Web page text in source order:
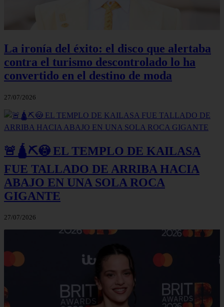
La ironía del éxito: el disco que alertaba
contra el turismo descontrolado lo ha
convertido en el destino de moda
27/07/2026
🚨🛕⛏️😳 EL TEMPLO DE KAILASA
FUE TALLADO DE ARRIBA HACIA
ABAJO EN UNA SOLA ROCA
GIGANTE
27/07/2026